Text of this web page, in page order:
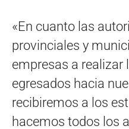
«En cuanto las
provinciales y
empresas a realizar
egresados hacia
recibiremos a los
hacemos todos los